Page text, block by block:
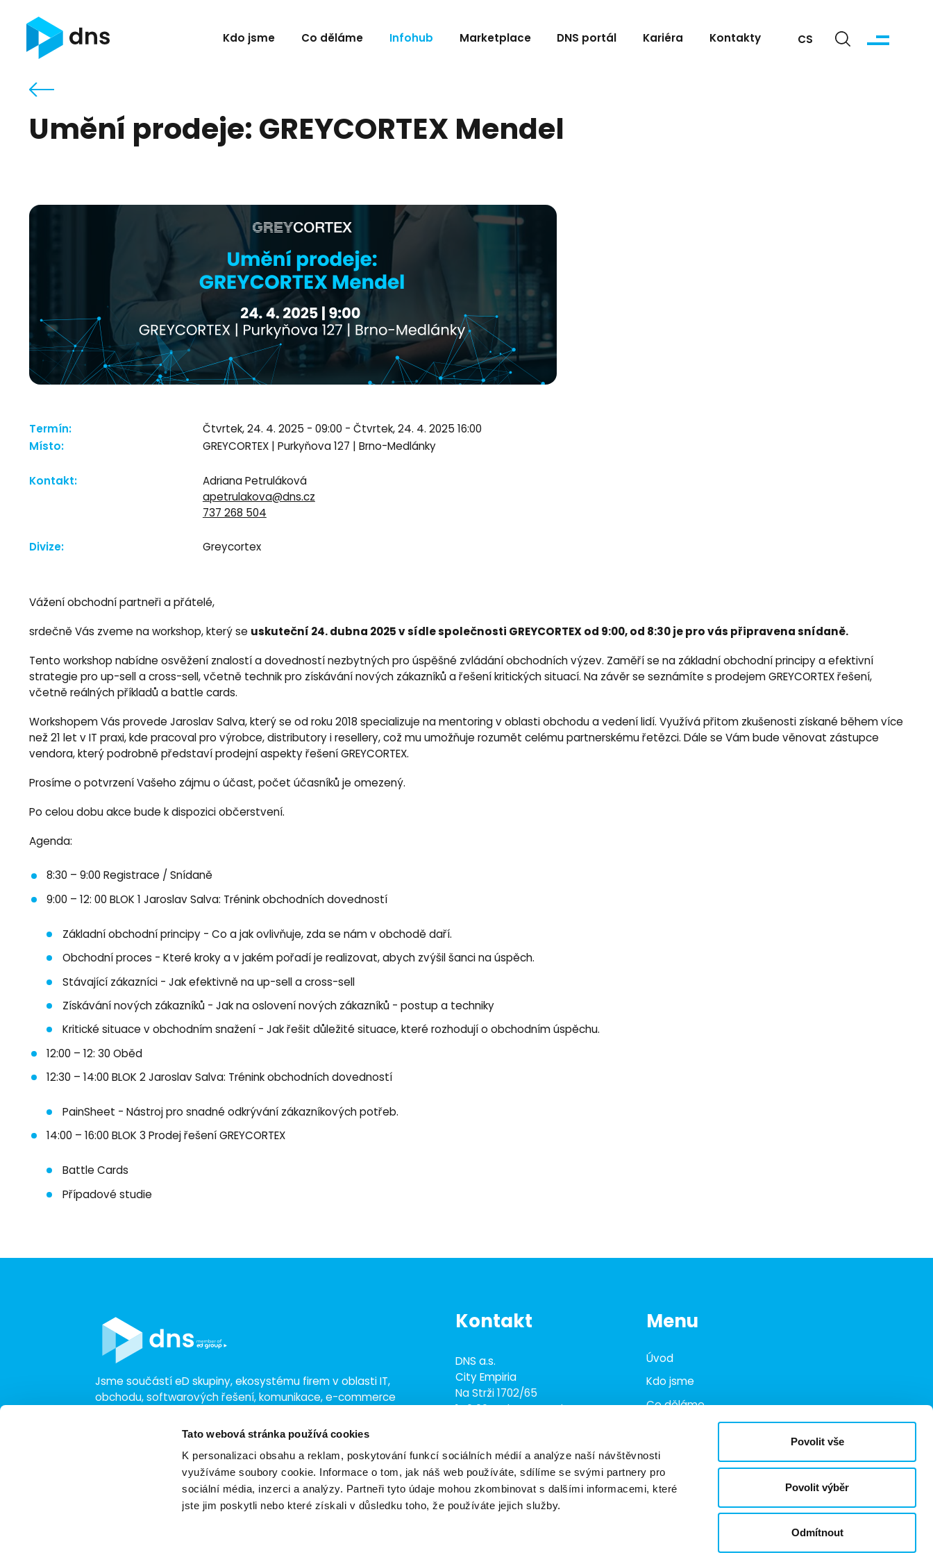
Tato webová stránka používá cookies
K personalizaci obsahu a reklam, poskytování funkcí sociálních médií a analýze naší návštěvnosti
využíváme soubory cookie. Informace o tom, jak náš web používáte, sdílíme se svými partnery pro
sociální média, inzerci a analýzy. Partneři tyto údaje mohou zkombinovat s dalšími informacemi, které
jste jim poskytli nebo které získali v důsledku toho, že používáte jejich služby.
Povolit vše
Povolit výběr
Odmítnout
Kdo jsme Co děláme Infohub Marketplace DNS portál Kariéra Kontakty CS
Umění prodeje: GREYCORTEX Mendel
Termín: Čtvrtek, 24. 4. 2025 - 09:00 - Čtvrtek, 24. 4. 2025 16:00
Místo: GREYCORTEX | Purkyňova 127 | Brno-Medlánky
Kontakt:
Adriana Petruláková
apetrulakova@dns.cz
737 268 504
Divize: Greycortex
Vážení obchodní partneři a přátelé,
srdečně Vás zveme na workshop, který se uskuteční 24. dubna 2025 v sídle společnosti GREYCORTEX od 9:00, od 8:30 je pro vás připravena snídaně.
Tento workshop nabídne osvěžení znalostí a dovedností nezbytných pro úspěšné zvládání obchodních výzev. Zaměří se na základní obchodní principy a efektivní
strategie pro up-sell a cross-sell, včetně technik pro získávání nových zákazníků a řešení kritických situací. Na závěr se seznámíte s prodejem GREYCORTEX řešení,
včetně reálných příkladů a battle cards.
Workshopem Vás provede Jaroslav Salva, který se od roku 2018 specializuje na mentoring v oblasti obchodu a vedení lidí. Využívá přitom zkušenosti získané během více
než 21 let v IT praxi, kde pracoval pro výrobce, distributory i resellery, což mu umožňuje rozumět celému partnerskému řetězci. Dále se Vám bude věnovat zástupce
vendora, který podrobně představí prodejní aspekty řešení GREYCORTEX.
Prosíme o potvrzení Vašeho zájmu o účast, počet účasníků je omezený.
Po celou dobu akce bude k dispozici občerstvení.
Agenda:
8:30 – 9:00 Registrace / Snídaně
9:00 – 12: 00 BLOK 1 Jaroslav Salva: Trénink obchodních dovedností
Základní obchodní principy - Co a jak ovlivňuje, zda se nám v obchodě daří.
Obchodní proces - Které kroky a v jakém pořadí je realizovat, abych zvýšil šanci na úspěch.
Stávající zákazníci - Jak efektivně na up-sell a cross-sell
Získávání nových zákazníků - Jak na oslovení nových zákazníků - postup a techniky
Kritické situace v obchodním snažení - Jak řešit důležité situace, které rozhodují o obchodním úspěchu.
12:00 – 12: 30 Oběd
12:30 – 14:00 BLOK 2 Jaroslav Salva: Trénink obchodních dovedností
PainSheet - Nástroj pro snadné odkrývání zákazníkových potřeb.
14:00 – 16:00 BLOK 3 Prodej řešení GREYCORTEX
Battle Cards
Případové studie
Jsme součástí eD skupiny, ekosystému firem v oblasti IT,
obchodu, softwarových řešení, komunikace, e-commerce
a tržbami přesahujícími 16 miliard.
Kontakt
DNS a.s.
City Empiria
Na Strži 1702/65
140 00 Praha 4 - Nusle
dns@dns.cz
Menu
Úvod
Kdo jsme
Co děláme
Marketplace
Kariéra
Kontakty